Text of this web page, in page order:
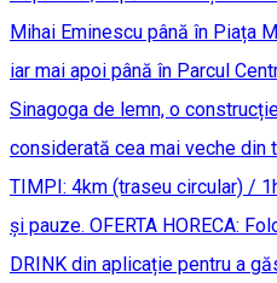
Mihai Eminescu până în Piața
iar mai apoi până în Parcul
Sinagoga de lemn, o
considerată cea mai veche din
TIMPI: 4km (traseu circular) /
și pauze. OFERTA HORECA:
DRINK din aplicație pentru a